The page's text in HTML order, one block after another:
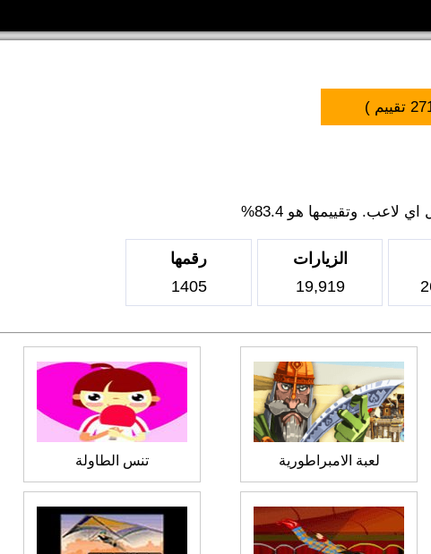
تقييم )
وتقييمها هو 83.4%
الزيارات
19,919
رقمها
1405
لعبة الامبراطورية تنس الطاولة